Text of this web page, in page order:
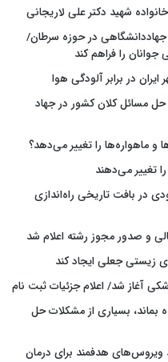
شهید دکتر علی لاریجانی
جهاددانشگاهی در حوزه سرطان/
جوانان را فراهم کند
در برابر آلودگی هوا
حل مسائل کلان کشور در جهاد
ماهواره‌ها را تغییر می‌دهد؟
تغییر می‌دهند
در بافت تاریخی راه‌اندازی
و صدور مجوز رشته اعلام شد
جعلی ایجاد کند
آغاز شد/ اعلام جزئیات ثبت نام
بماند، بسیاری از مشکلات حل
ویروس‌های هدفمند برای درمان